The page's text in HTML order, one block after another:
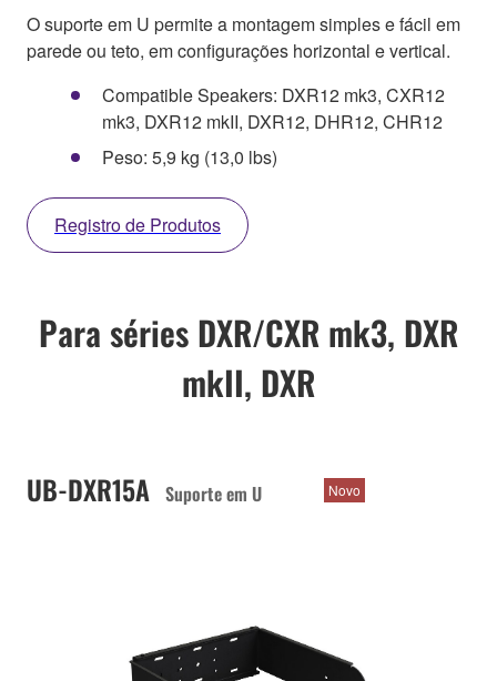
O suporte em U permite a montagem simples e fácil em
parede ou teto, em configurações horizontal e vertical.
Compatible Speakers: DXR12 mk3, CXR12
mk3, DXR12 mkII, DXR12, DHR12, CHR12
Peso: 5,9 kg (13,0 lbs)
Registro de Produtos
Para séries DXR/CXR mk3, DXR
mkII, DXR
UB-DXR15A Suporte em U Novo